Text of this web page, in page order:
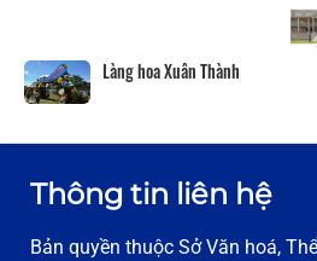
Làng hoa Xuân Thành
Thông tin liên hệ
Bản quyền thuộc Sở Văn hoá,